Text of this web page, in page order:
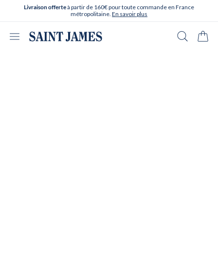
Aller directement au contenu
Livraison offerteà partir de 160€ pour toute commande en France
métropolitaine. En savoir plus
Ouvrir le menu